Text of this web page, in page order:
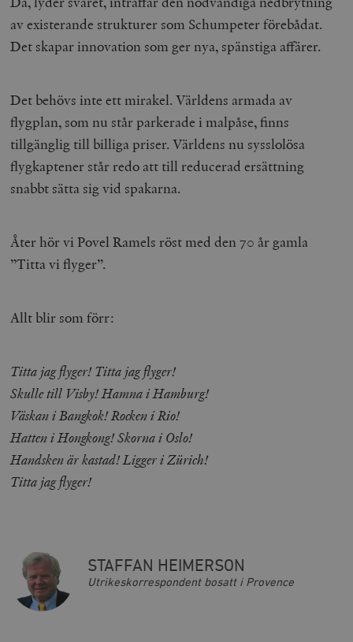
av existerande strukturer som Schumpeter förebådat.
Det skapar innovation som ger nya, spänstiga affärer.
Det behövs inte ett mirakel. Världens armada av
flygplan, som nu står parkerade i malpåse, finns
tillgänglig till billiga priser. Världens nu sysslolösa
flygkaptener står redo att till reducerad ersättning
snabbt sätta sig vid spakarna.
Åter hör vi Povel Ramels röst med den 70 år gamla
”Titta vi flyger”.
Allt blir som förr:
Titta jag flyger! Titta jag flyger!
Skulle till Visby! Hamna i Hamburg!
Väskan i Bangkok! Rocken i Rio!
Hatten i Hongkong! Skorna i Oslo!
Handsken är kastad! Ligger i Zürich!
Titta jag flyger!
STAFFAN HEIMERSON
Utrikeskorrespondent bosatt i Provence